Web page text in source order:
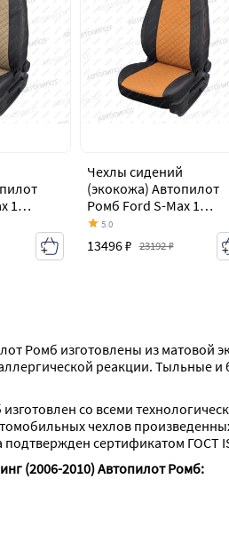
1
Чехлы сидений
(экокожа) Автопилот
Ромб Ford S-Max 1
дорестайлинг (2006-
2010)
5.0
13496 ₽ 23192 ₽
Ромб изготовлены из
реакции. Тыльные и
со всеми
чехлов
сертификатом ГОСТ
(2006-2010) Автопилот Ромб: